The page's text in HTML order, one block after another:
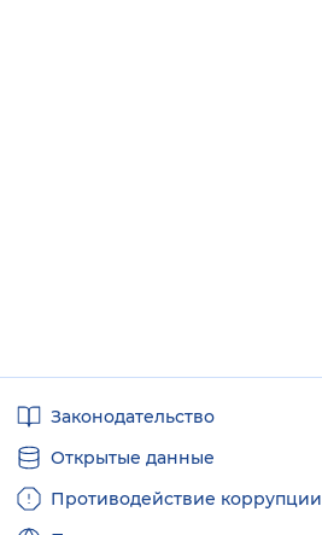
ссылкиЗаконодательство
Открытые данные
Противодействие коррупции